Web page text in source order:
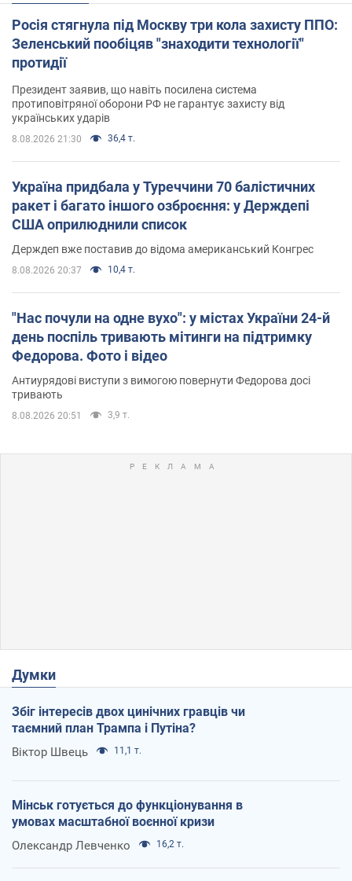
Росія стягнула під Москву три кола захисту ППО:
Зеленський пообіцяв "знаходити технології"
протидії
Президент заявив, що навіть посилена система
протиповітряної оборони РФ не гарантує захисту від
українських ударів
8.08.2026 21:30 36,4 т.
Україна придбала у Туреччини 70 балістичних
ракет і багато іншого озброєння: у Держдепі
США оприлюднили список
Держдеп вже поставив до відома американський Конгрес
8.08.2026 20:37 10,4 т.
"Нас почули на одне вухо": у містах України 24-й
день поспіль тривають мітинги на підтримку
Федорова. Фото і відео
Антиурядові виступи з вимогою повернути Федорова досі
тривають
8.08.2026 20:51 3,9 т.
Думки
Збіг інтересів двох цинічних гравців чи
таємний план Трампа і Путіна?
Віктор Швець 11,1 т.
Мінськ готується до функціонування в
умовах масштабної воєнної кризи
Олександр Левченко 16,2 т.